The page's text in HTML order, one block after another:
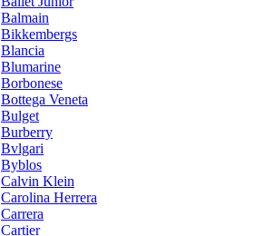
Balmain
Bikkembergs
Blancia
Blumarine
Borbonese
Bottega Veneta
Bulget
Burberry
Bvlgari
Byblos
Calvin Klein
Carolina Herrera
Carrera
Cartier